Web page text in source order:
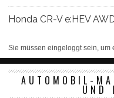
Honda CR-V e:HEV
Sie müssen eingeloggt sein, um
AUTOMOBIL-
UND